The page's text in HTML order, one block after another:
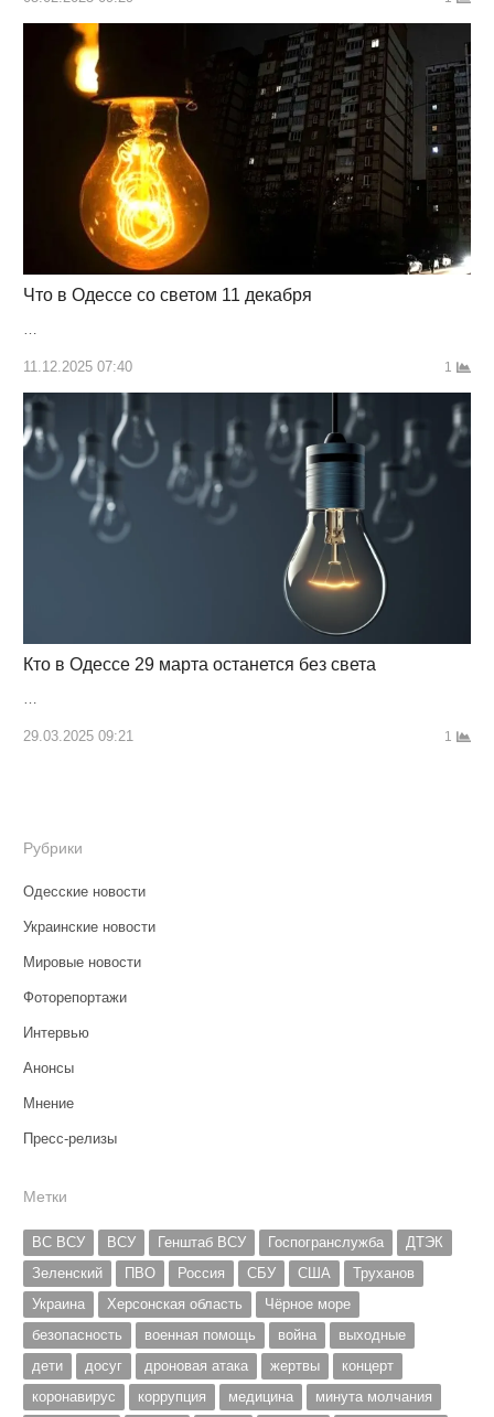
Что в Одессе со светом 11 декабря
…
11.12.2025 07:40 1
Кто в Одессе 29 марта останется без света
…
29.03.2025 09:21 1
Рубрики
Одесские новости
Украинские новости
Мировые новости
Фоторепортажи
Интервью
Анонсы
Мнение
Пресс-релизы
Метки
ВС ВСУ ВСУ Генштаб ВСУ Госпогранслужба
ДТЭК
Зеленский
ПВО Россия СБУ США
Труханов
Украина
Херсонская область
Чёрное море
безопасность
военная помощь война
выходные
дети
досуг дроновая атака жертвы
концерт
коронавирус
коррупция медицина
минута молчания